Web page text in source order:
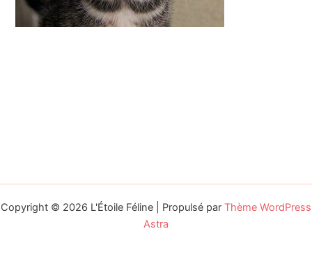
Copyright © 2026 L'Étoile Féline | Propulsé par Thème WordPress
Astra